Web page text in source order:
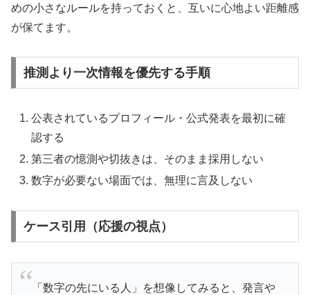
めの小さなルールを持っておくと、互いに心地よい距離感
が保てます。
推測より一次情報を優先する手順
公表されているプロフィール・公式発表を最初に確
認する
第三者の憶測や切抜きは、そのまま採用しない
数字が必要ない場面では、無理に言及しない
ケース引用（応援の視点）
「数字の先にいる人」を想像してみると、発言や